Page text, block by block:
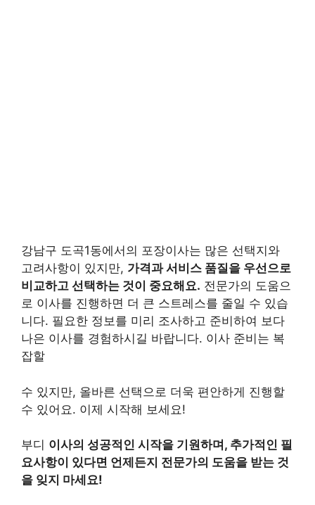
강남구 도곡1동에서의 포장이사는 많은 선택지와
고려사항이 있지만, 가격과 서비스 품질을 우선으로
비교하고 선택하는 것이 중요해요. 전문가의 도움으
로 이사를 진행하면 더 큰 스트레스를 줄일 수 있습
니다. 필요한 정보를 미리 조사하고 준비하여 보다
나은 이사를 경험하시길 바랍니다. 이사 준비는 복
잡할
수 있지만, 올바른 선택으로 더욱 편안하게 진행할
수 있어요. 이제 시작해 보세요!
부디 이사의 성공적인 시작을 기원하며, 추가적인 필
요사항이 있다면 언제든지 전문가의 도움을 받는 것
을 잊지 마세요!